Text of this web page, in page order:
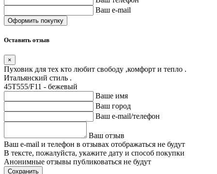
Ваш e-mail
Оставить отзыв
×
Пуховик для тех кто любит свободу ,комфорт и тепло .
Итальянский стиль .
45T555/F11 - бежевый
Ваше имя
Ваш город
Ваш e-mail/телефон
Ваш отзыв
Ваш e-mail и телефон в отзывах отображаться не будут
В тексте, пожалуйста, укажите дату и способ покупки
Анонимные отзывы публиковаться не будут
Сохранить